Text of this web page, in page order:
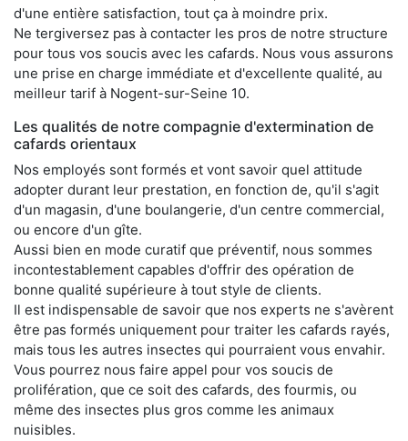
d'une entière satisfaction, tout ça à moindre prix.
Ne tergiversez pas à contacter les pros de notre structure
pour tous vos soucis avec les cafards. Nous vous assurons
une prise en charge immédiate et d'excellente qualité, au
meilleur tarif à Nogent-sur-Seine 10.
Les qualités de notre compagnie d'extermination de
cafards orientaux
Nos employés sont formés et vont savoir quel attitude
adopter durant leur prestation, en fonction de, qu'il s'agit
d'un magasin, d'une boulangerie, d'un centre commercial,
ou encore d'un gîte.
Aussi bien en mode curatif que préventif, nous sommes
incontestablement capables d'offrir des opération de
bonne qualité supérieure à tout style de clients.
Il est indispensable de savoir que nos experts ne s'avèrent
être pas formés uniquement pour traiter les cafards rayés,
mais tous les autres insectes qui pourraient vous envahir.
Vous pourrez nous faire appel pour vos soucis de
prolifération, que ce soit des cafards, des fourmis, ou
même des insectes plus gros comme les animaux
nuisibles.